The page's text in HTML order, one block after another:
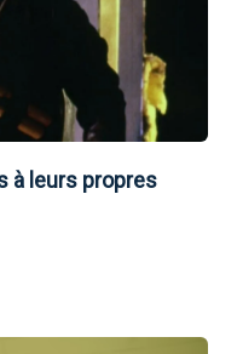
à leurs propres